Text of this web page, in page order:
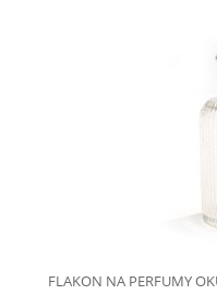
FLAKON NA PERFUMY